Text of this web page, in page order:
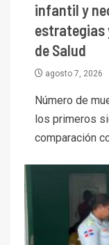
infantil y
estrategias
de Salud
agosto 7, 2026
Número de
los primeros
comparación